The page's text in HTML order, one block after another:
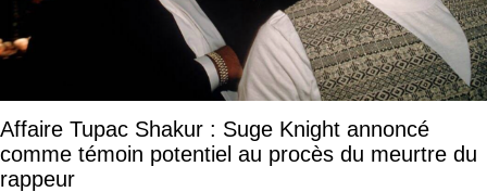
Affaire Tupac Shakur : Suge Knight annoncé
comme témoin potentiel au procès du meurtre du
rappeur